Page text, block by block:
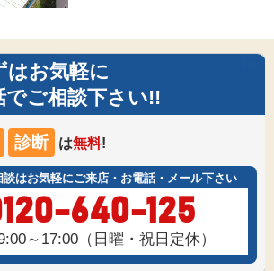
はお気軽に
でご相談下さい!!
診断 は無料!
はお気軽にご来店・お電話・メール下さい
640-125
～17:00（日曜・祝日定休）